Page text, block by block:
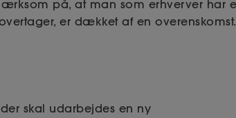
på, at man som erhverver har
er dækket af en overenskomst.
skal udarbejdes en ny